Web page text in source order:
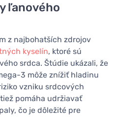
ľanového
z najbohatších zdrojov
kyselín, ktoré sú
srdca. Štúdie ukázali, že
3 môže znížiť hladinu
vzniku srdcových
pomáha udržiavať
čo je dôležité pre